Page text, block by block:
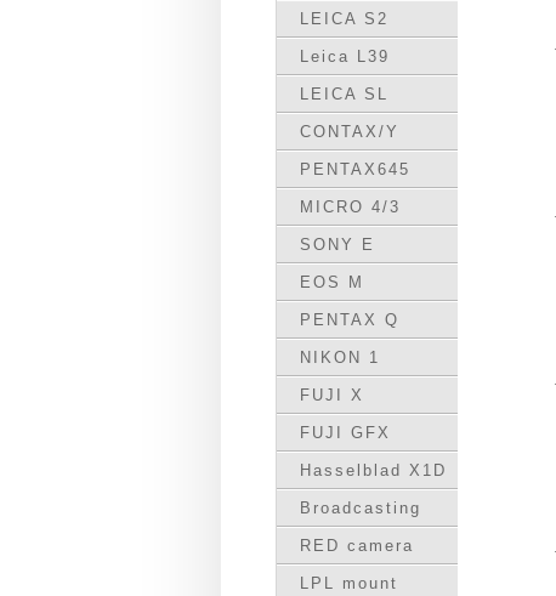
LEICA S2
Leica L39
LEICA SL
CONTAX/Y
PENTAX645
MICRO 4/3
SONY E
EOS M
PENTAX Q
NIKON 1
FUJI X
FUJI GFX
Hasselblad X1D
Broadcasting
RED camera
LPL mount